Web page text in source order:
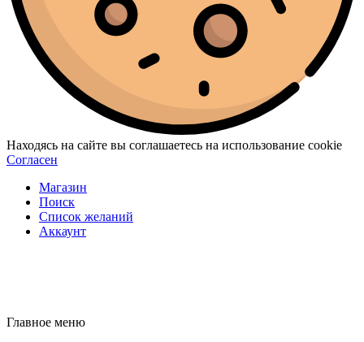
Находясь на сайте вы соглашаетесь на использование cookie
Согласен
Магазин
Поиск
Список желаний
Аккаунт
Главное меню